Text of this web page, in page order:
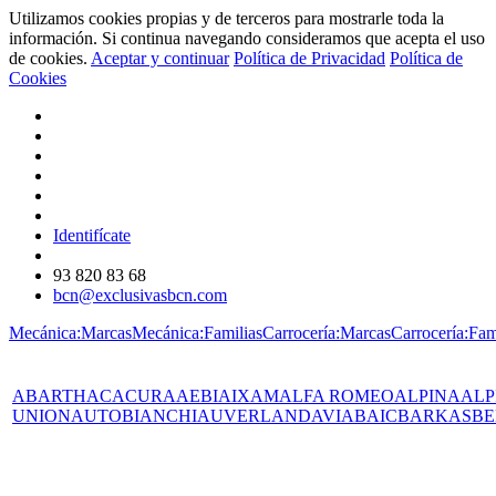
Utilizamos cookies propias y de terceros para mostrarle toda la
información. Si continua navegando consideramos que acepta el uso
de cookies. Aceptar y continuar Política de Privacidad Política de
Cookies
Identifícate
93 820 83 68
bcn@exclusivasbcn.com
Mecánica:MarcasMecánica:FamiliasCarrocería:Marcas
ABARTHACACURAAEBIAIXAMALFA ROMEOALPINA
UNIONAUTOBIANCHIAUVERLANDAVIABAICBARKAS